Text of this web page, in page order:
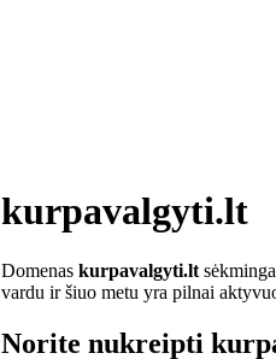
kurpavalgyti.lt
Domenas kurpavalgyti.lt
vardu ir šiuo metu yra pilnai
Norite nukreipti